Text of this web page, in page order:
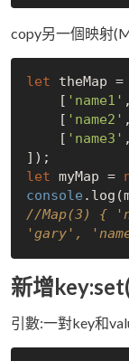
copy另一個映射
let theMap =
    [
'name1'
    [
'name2'
    [
'name3'
let myMap =
console
//Map(3) {
'gary',
新增
引數:一對key和